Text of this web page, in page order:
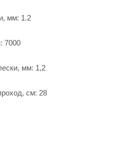
мм: 1.2
7000
мм: 1,2
см: 28